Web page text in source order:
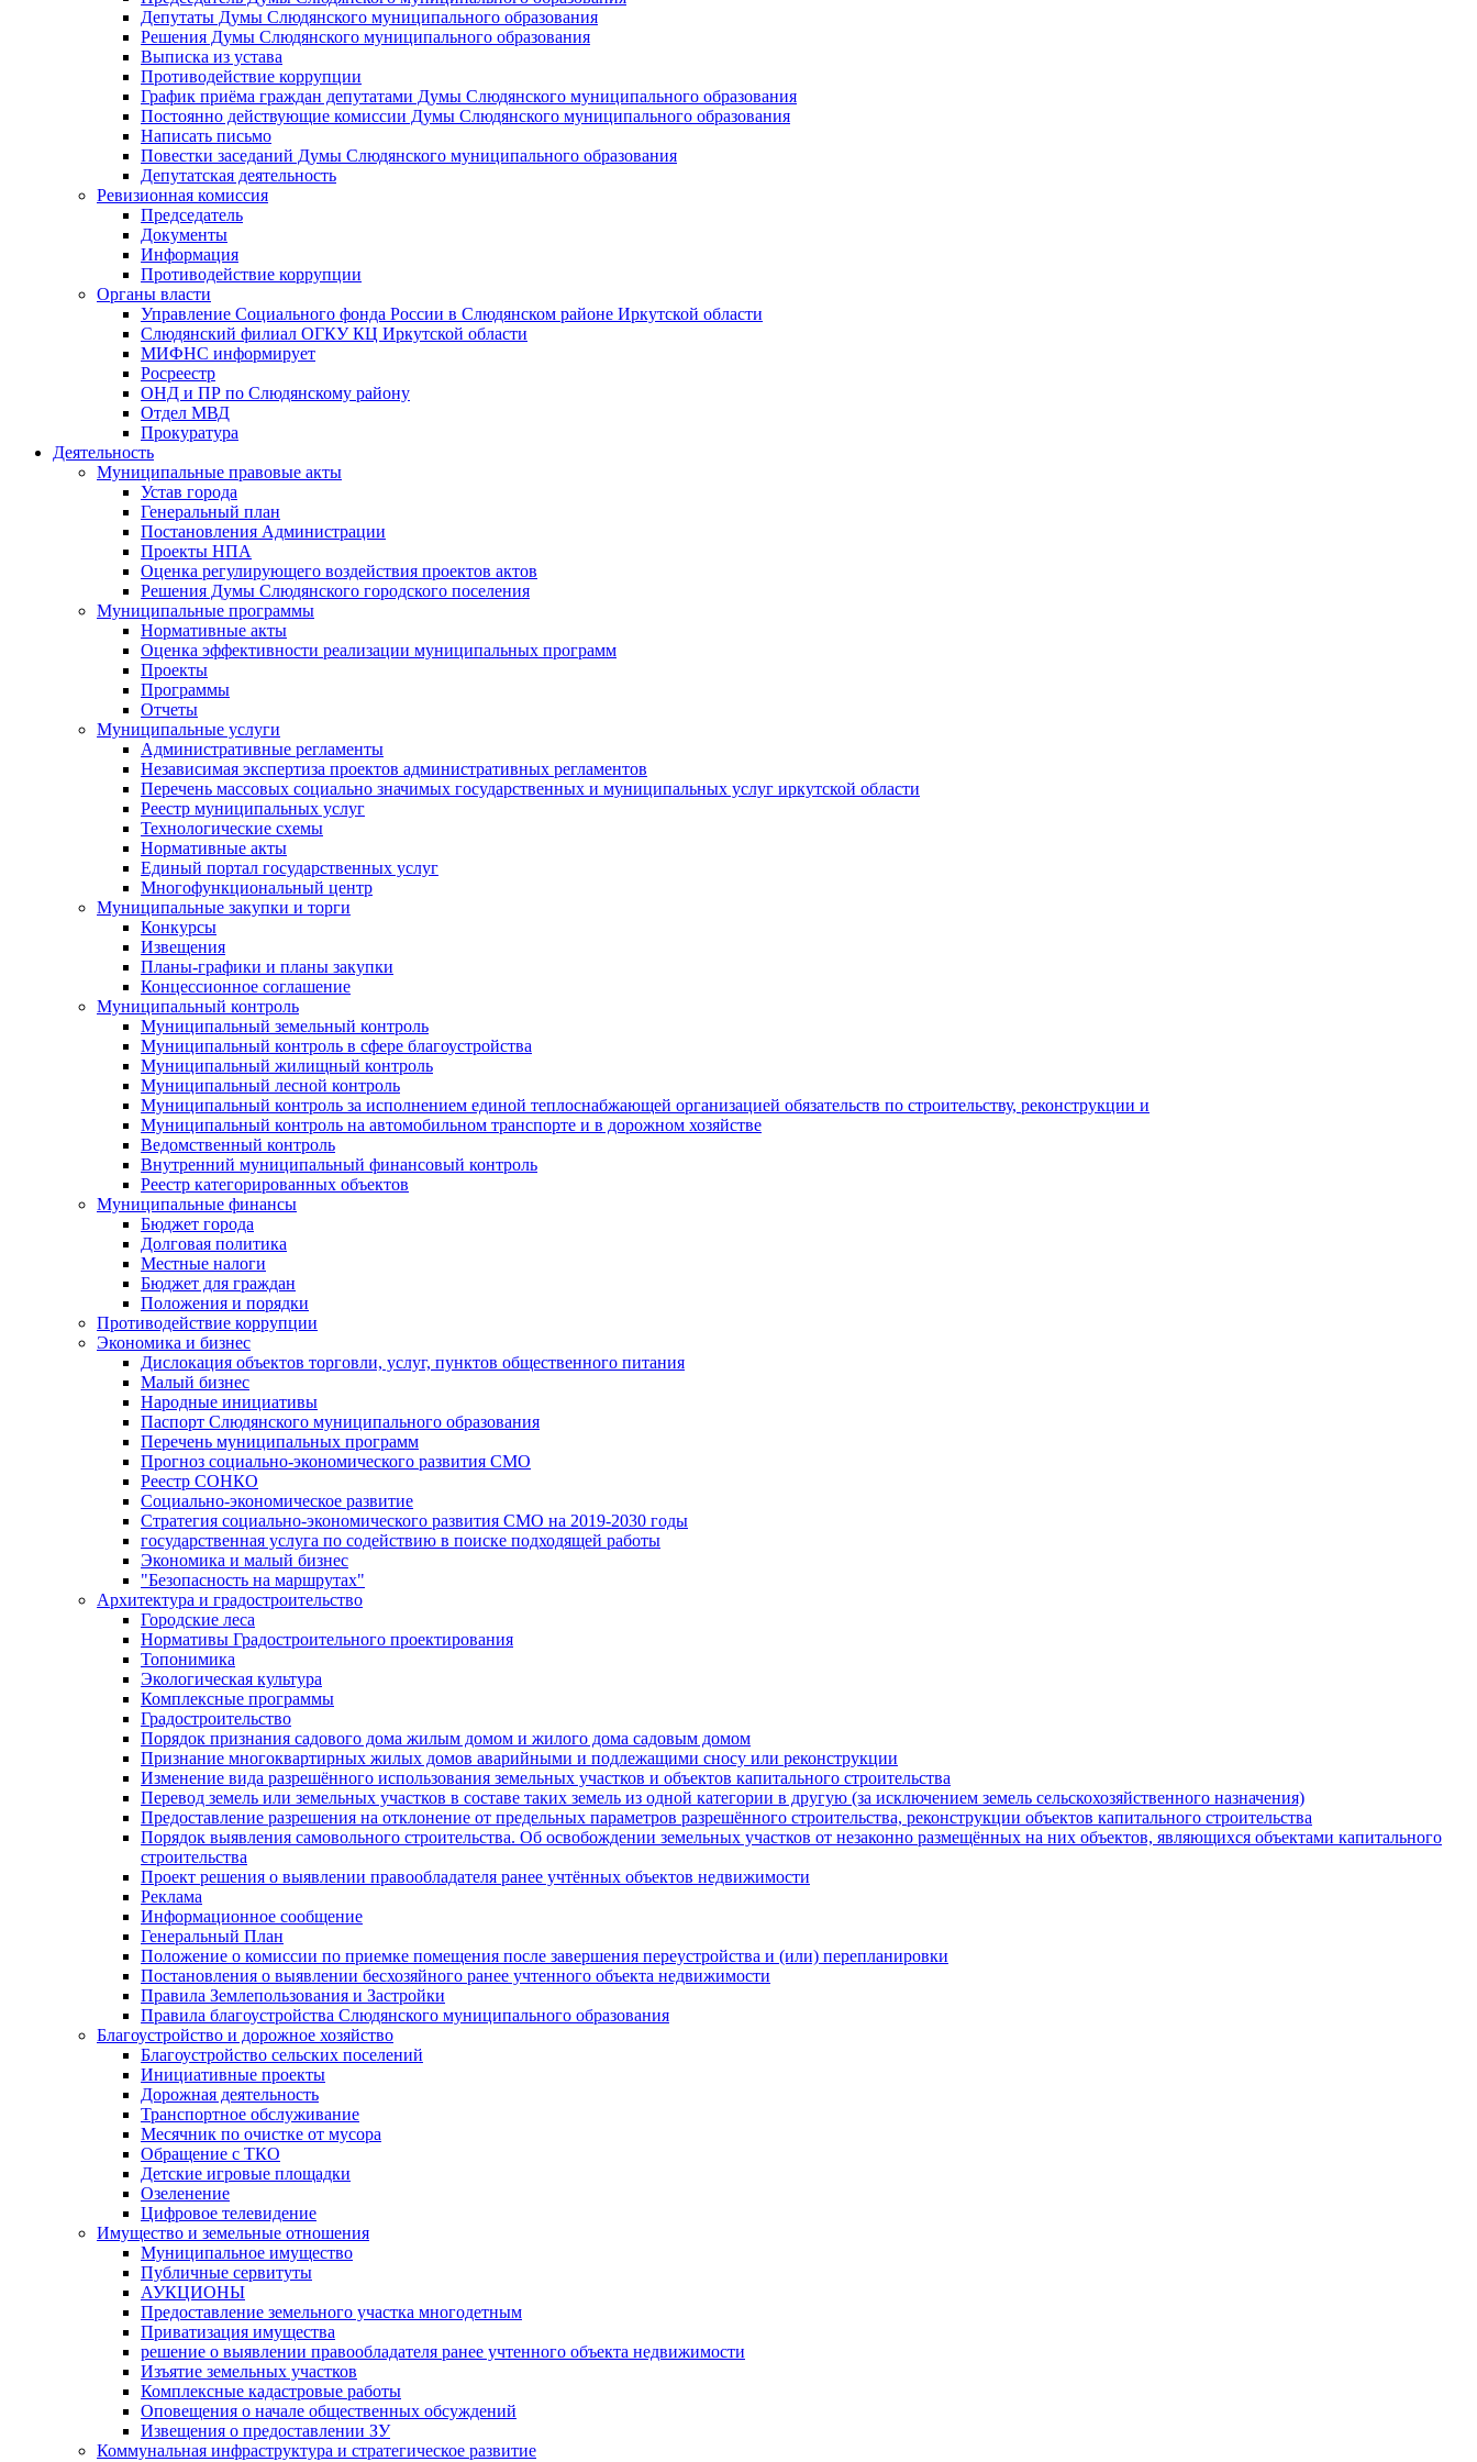
Депутаты Думы Слюдянского муниципального образования
Решения Думы Слюдянского муниципального образования
Выписка из устава
Противодействие коррупции
График приёма граждан депутатами Думы Слюдянского муниципального образования
Постоянно действующие комиссии Думы Слюдянского муниципального образования
Написать письмо
Повестки заседаний Думы Слюдянского муниципального образования
Депутатская деятельность
Ревизионная комиссия
Председатель
Документы
Информация
Противодействие коррупции
Органы власти
Управление Социального фонда России в Слюдянском районе Иркутской области
Слюдянский филиал ОГКУ КЦ Иркутской области
МИФНС информирует
Росреестр
ОНД и ПР по Слюдянскому району
Отдел МВД
Прокуратура
Деятельность
Муниципальные правовые акты
Устав города
Генеральный план
Постановления Администрации
Проекты НПА
Оценка регулирующего воздействия проектов актов
Решения Думы Слюдянского городского поселения
Муниципальные программы
Нормативные акты
Оценка эффективности реализации муниципальных программ
Проекты
Программы
Отчеты
Муниципальные услуги
Административные регламенты
Независимая экспертиза проектов административных регламентов
Перечень массовых социально значимых государственных и муниципальных услуг иркутской области
Реестр муниципальных услуг
Технологические схемы
Нормативные акты
Единый портал государственных услуг
Многофункциональный центр
Муниципальные закупки и торги
Конкурсы
Извещения
Планы-графики и планы закупки
Концессионное соглашение
Муниципальный контроль
Муниципальный земельный контроль
Муниципальный контроль в сфере благоустройства
Муниципальный жилищный контроль
Муниципальный лесной контроль
Муниципальный контроль за исполнением единой теплоснабжающей организацией обязательств по строительству, реконструкции и
Муниципальный контроль на автомобильном транспорте и в дорожном хозяйстве
Ведомственный контроль
Внутренний муниципальный финансовый контроль
Реестр категорированных объектов
Муниципальные финансы
Бюджет города
Долговая политика
Местные налоги
Бюджет для граждан
Положения и порядки
Противодействие коррупции
Экономика и бизнес
Дислокация объектов торговли, услуг, пунктов общественного питания
Малый бизнес
Народные инициативы
Паспорт Слюдянского муниципального образования
Перечень муниципальных программ
Прогноз социально-экономического развития СМО
Реестр СОНКО
Социально-экономическое развитие
Стратегия социально-экономического развития СМО на 2019-2030 годы
государственная услуга по содействию в поиске подходящей работы
Экономика и малый бизнес
"Безопасность на маршрутах"
Архитектура и градостроительство
Городские леса
Нормативы Градостроительного проектирования
Топонимика
Экологическая культура
Комплексные программы
Градостроительство
Порядок признания садового дома жилым домом и жилого дома садовым домом
Признание многоквартирных жилых домов аварийными и подлежащими сносу или реконструкции
Изменение вида разрешённого использования земельных участков и объектов капитального строительства
Перевод земель или земельных участков в составе таких земель из одной категории в другую (за исключением земель сельскохозяйственного назначения)
Предоставление разрешения на отклонение от предельных параметров разрешённого строительства, реконструкции объектов капитального строительства
Порядок выявления самовольного строительства. Об освобождении земельных участков от незаконно размещённых на них объектов, являющихся объектами капитального
строительства
Проект решения о выявлении правообладателя ранее учтённых объектов недвижимости
Реклама
Информационное сообщение
Генеральный План
Положение о комиссии по приемке помещения после завершения переустройства и (или) перепланировки
Постановления о выявлении бесхозяйного ранее учтенного объекта недвижимости
Правила Землепользования и Застройки
Правила благоустройства Слюдянского муниципального образования
Благоустройство и дорожное хозяйство
Благоустройство сельских поселений
Инициативные проекты
Дорожная деятельность
Транспортное обслуживание
Месячник по очистке от мусора
Обращение с ТКО
Детские игровые площадки
Озеленение
Цифровое телевидение
Имущество и земельные отношения
Муниципальное имущество
Публичные сервитуты
АУКЦИОНЫ
Предоставление земельного участка многодетным
Приватизация имущества
решение о выявлении правообладателя ранее учтенного объекта недвижимости
Изъятие земельных участков
Комплексные кадастровые работы
Оповещения о начале общественных обсуждений
Извещения о предоставлении ЗУ
Коммунальная инфраструктура и стратегическое развитие